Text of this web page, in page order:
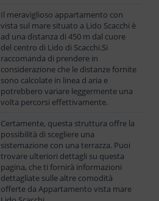
Il meraviglioso appartamento con
vista sul mare situato a Lido Scacchi è
ad una distanza di 450 m dal cuore
del centro di Lido di Scacchi.Si
raccomanda di prendere in
considerazione che le distanze fornite
sono calcolate in linea d aria e
potrebbero variare leggermente una
volta percorsi effettivamente.
Certamente, questa struttura offre la
possibilità di scegliere una
sistemazione con una terrazza. Puoi
trovare ulteriori dettagli su questa
pagina, che ti fornirà informazioni
dettagliate sulle altre comodità
offerte da Appartamento vista mare